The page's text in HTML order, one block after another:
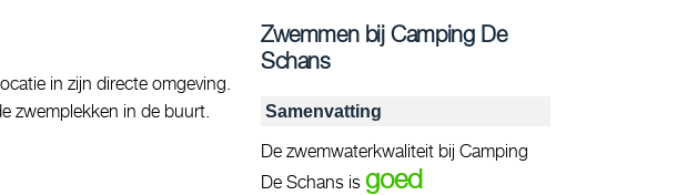
in zijn directe omgeving.
zwemplekken in de buurt.
Zwemmen bij Camping De
Schans
Samenvatting
De zwemwaterkwaliteit bij Camping
De Schans is goed